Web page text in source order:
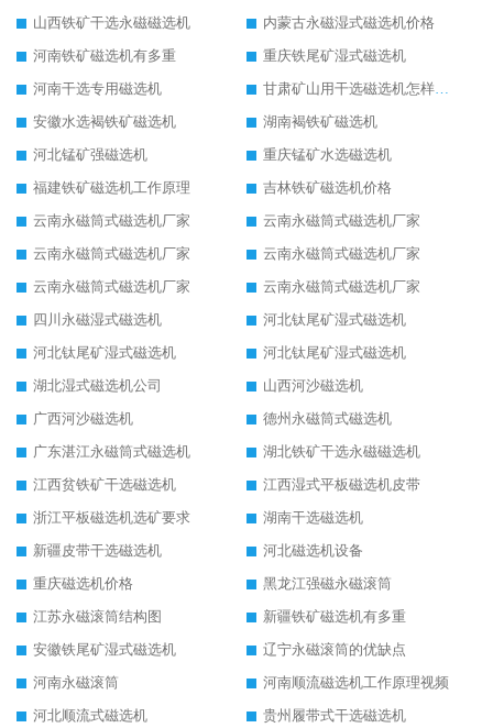
山西铁矿干选永磁磁选机
内蒙古永磁湿式磁选机价格
河南铁矿磁选机有多重
重庆铁尾矿湿式磁选机
河南干选专用磁选机
甘肃矿山用干选磁选机怎样调磁
安徽水选褐铁矿磁选机
湖南褐铁矿磁选机
河北锰矿强磁选机
重庆锰矿水选磁选机
福建铁矿磁选机工作原理
吉林铁矿磁选机价格
云南永磁筒式磁选机厂家
云南永磁筒式磁选机厂家
云南永磁筒式磁选机厂家
云南永磁筒式磁选机厂家
云南永磁筒式磁选机厂家
云南永磁筒式磁选机厂家
四川永磁湿式磁选机
河北钛尾矿湿式磁选机
河北钛尾矿湿式磁选机
河北钛尾矿湿式磁选机
湖北湿式磁选机公司
山西河沙磁选机
广西河沙磁选机
德州永磁筒式磁选机
广东湛江永磁筒式磁选机
湖北铁矿干选永磁磁选机
江西贫铁矿干选磁选机
江西湿式平板磁选机皮带
浙江平板磁选机选矿要求
湖南干选磁选机
新疆皮带干选磁选机
河北磁选机设备
重庆磁选机价格
黑龙江强磁永磁滚筒
江苏永磁滚筒结构图
新疆铁矿磁选机有多重
安徽铁尾矿湿式磁选机
辽宁永磁滚筒的优缺点
河南永磁滚筒
河南顺流磁选机工作原理视频
河北顺流式磁选机
贵州履带式干选磁选机